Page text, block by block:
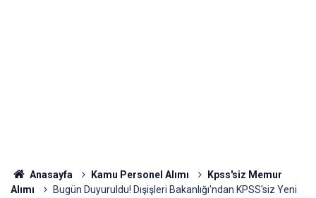
Anasayfa Kamu Personel Alımı
Kpss'siz Memur
Alımı
Bugün Duyuruldu! Dışişleri Bakanlığı'ndan KPSS'siz Yeni